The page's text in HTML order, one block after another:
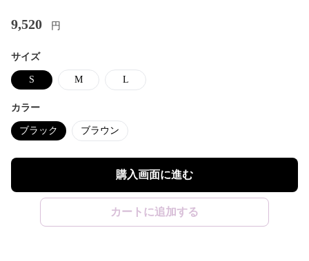
9,520 円
サイズ
S M L
カラー
ブラック ブラウン
購入画面に進む
カートに追加する